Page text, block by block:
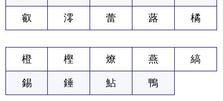
叡 澪 蕾 蕗 橘
橙 樫 燎 燕 縞
錫 錘 鮎 鴨